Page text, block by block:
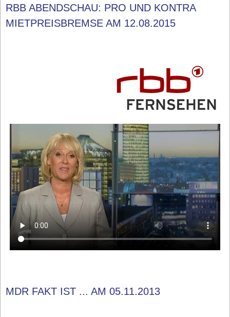
RBB ABENDSCHAU: PRO UND KONTRA
MIETPREISBREMSE AM 12.08.2015
MDR FAKT IST ... AM 05.11.2013